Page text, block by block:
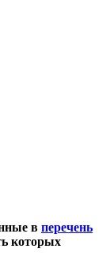
в перечень
которых